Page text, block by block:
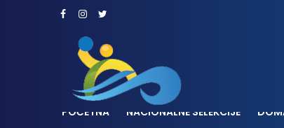
POČETNA NACIONALNE SELEKCIJE